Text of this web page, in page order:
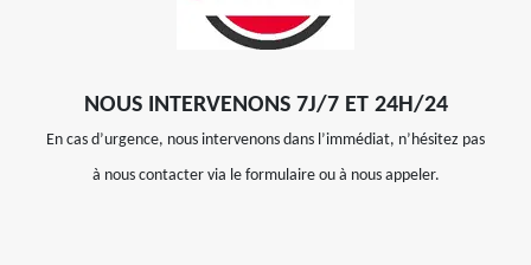
NOUS INTERVENONS 7J/7 ET 24H/24
En cas d’urgence, nous intervenons dans l’immédiat, n’hésitez pas
à nous contacter via le formulaire ou à nous appeler.